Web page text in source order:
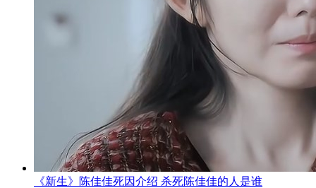
《新生》陈佳佳死因介绍 杀死陈佳佳的人是谁